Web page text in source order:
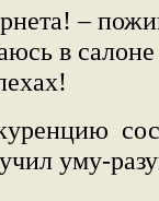
–
в
уму-